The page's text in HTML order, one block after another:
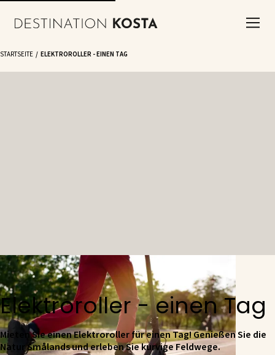
STARTSEITE ELEKTROROLLER - EINEN TAG
Elektroroller - einen Tag
Mieten Sie einen Elektroroller für einen Tag! Genießen Sie die
Natur Smålands und erleben Sie kurvige Feldwege.